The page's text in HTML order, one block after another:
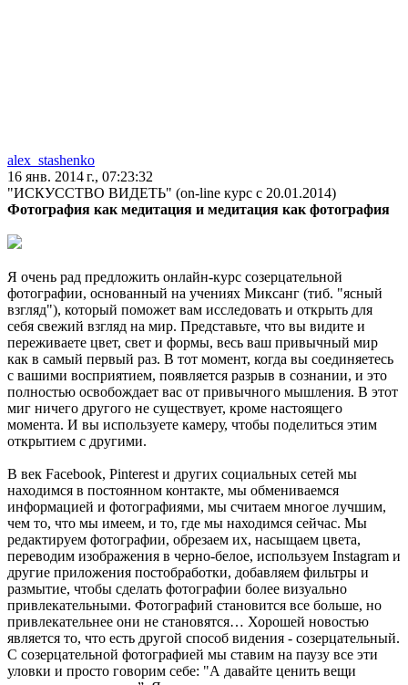
alex_stashenko
16 янв. 2014 г., 07:23:32
"ИСКУССТВО ВИДЕТЬ" (on-line курс с 20.01.2014)
Фотография как медитация и медитация как фотография
Я очень рад предложить онлайн-курс созерцательной
фотографии, основанный на учениях Миксанг (тиб. "ясный
взгляд"), который поможет вам исследовать и открыть для
себя свежий взгляд на мир. Представьте, что вы видите и
переживаете цвет, свет и формы, весь ваш привычный мир
как в самый первый раз. В тот момент, когда вы соединяетесь
с вашими восприятием, появляется разрыв в сознании, и это
полностью освобождает вас от привычного мышления. В этот
миг ничего другого не существует, кроме настоящего
момента. И вы используете камеру, чтобы поделиться этим
открытием с другими.
В век Facebook, Pinterest и других социальных сетей мы
находимся в постоянном контакте, мы обмениваемся
информацией и фотографиями, мы считаем многое лучшим,
чем то, что мы имеем, и то, где мы находимся сейчас. Мы
редактируем фотографии, обрезаем их, насыщаем цвета,
переводим изображения в черно-белое, используем Instagram и
другие приложения постобработки, добавляем фильтры и
размытие, чтобы сделать фотографии более визуально
привлекательными. Фотографий становится все больше, но
привлекательнее они не становятся… Хорошей новостью
является то, что есть другой способ видения - созерцательный.
С созерцательной фотографией мы ставим на паузу все эти
уловки и просто говорим себе: "А давайте ценить вещи